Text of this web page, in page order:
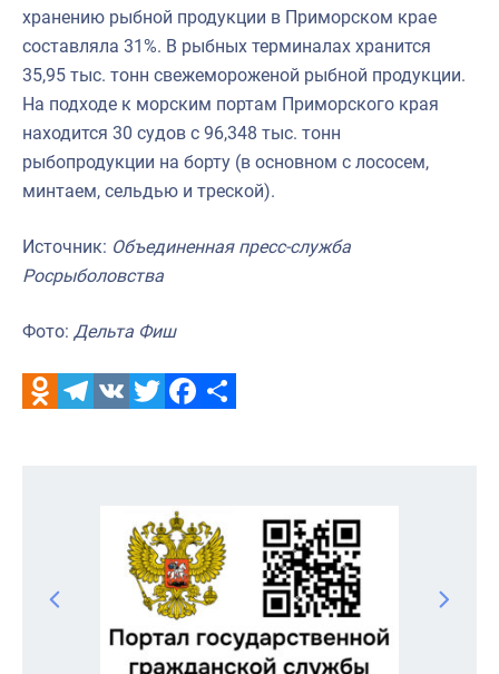
хранению рыбной продукции в Приморском крае
составляла 31%. В рыбных терминалах хранится
35,95 тыс. тонн свежемороженой рыбной продукции.
На подходе к морским портам Приморского края
находится 30 судов с 96,348 тыс. тонн
рыбопродукции на борту (в основном с лососем,
минтаем, сельдью и треской).
Источник: Объединенная пресс-служба
Росрыболовства
Фото: Дельта Фиш